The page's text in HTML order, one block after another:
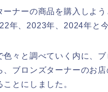
ーナーの商品を購入しよ
年、2023年、2024年と
色々と調べていく内に、
、ブロンズターナーのお
とにしました。